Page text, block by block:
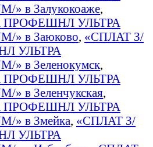
в Залукокоаже,
УЛЬТРА
» в Заюково, «СПЛАТ З/
УЛЬТРА
в Зеленокумск,
УЛЬТРА
в Зеленчукская,
УЛЬТРА
» в Змейка, «СПЛАТ З/
УЛЬТРА